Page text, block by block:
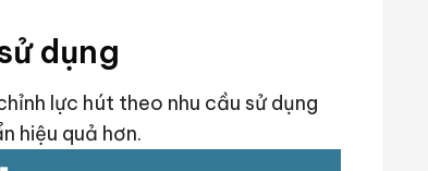
dụng
lực hút theo nhu cầu sử dụng
hiệu quả hơn.